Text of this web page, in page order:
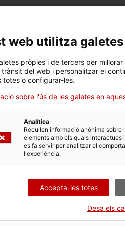
per saber-ne més i prevenir
transmissió sexual, la tipologia, el
es poden evitar
fer servir preservatius per reduir
genital per clamídies, l'hepatitis B,
i respostes
al VIH (PPE), en quins casos està
sexuals de manera segura i
web utilitza
pròpies i de tercers per
del web i personalitzar el
totes o configurar-les.
sobre l'ús de les galetes en
Analítica
Recullen informació anònima
elements amb els quals
es fa servir per analitzar el
l'experiència.
Accepta-les totes
Desa els